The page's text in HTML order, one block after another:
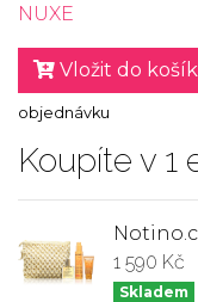
NUXE
Vložit do
objednávku
Koupíte v 1
1 590 Kč
Skladem